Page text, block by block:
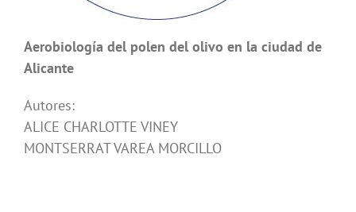
Aerobiología del polen del olivo en la ciudad de
Alicante
Autores:
ALICE CHARLOTTE VINEY
MONTSERRAT VAREA MORCILLO